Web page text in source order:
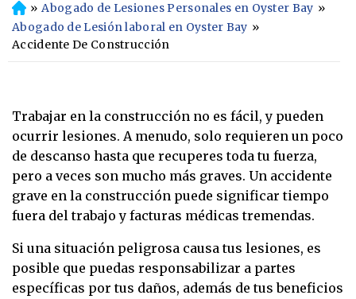
In
ici
o
» Abogado de Lesiones Personales en Oyster Bay »
Abogado de Lesión laboral en Oyster Bay »
Accidente De Construcción
Trabajar en la construcción no es fácil, y pueden
ocurrir lesiones. A menudo, solo requieren un poco
de descanso hasta que recuperes toda tu fuerza,
pero a veces son mucho más graves. Un accidente
grave en la construcción puede significar tiempo
fuera del trabajo y facturas médicas tremendas.
Si una situación peligrosa causa tus lesiones, es
posible que puedas responsabilizar a partes
específicas por tus daños, además de tus beneficios